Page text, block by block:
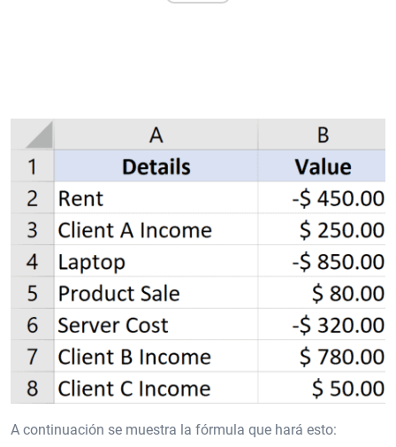
A continuación se muestra la fórmula que hará esto: